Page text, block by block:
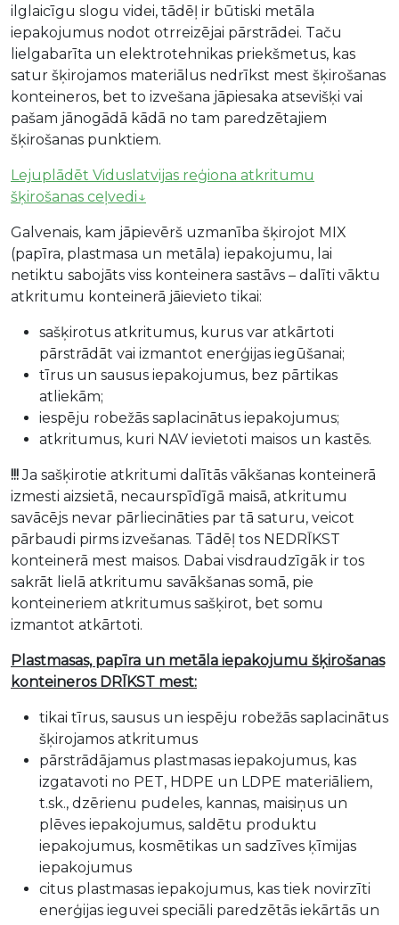
ilglaicīgu slogu videi, tādēļ ir būtiski metāla
iepakojumus nodot otrreizējai pārstrādei. Taču
lielgabarīta un elektrotehnikas priekšmetus, kas
satur šķirojamos materiālus nedrīkst mest šķirošanas
konteineros, bet to izvešana jāpiesaka atsevišķi vai
pašam jānogādā kādā no tam paredzētajiem
šķirošanas punktiem.
Lejuplādēt Viduslatvijas reģiona atkritumu
šķirošanas ceļvedi↓
Galvenais, kam jāpievērš uzmanība šķirojot MIX
(papīra, plastmasa un metāla) iepakojumu, lai
netiktu sabojāts viss konteinera sastāvs – dalīti vāktu
atkritumu konteinerā jāievieto tikai:
sašķirotus atkritumus, kurus var atkārtoti
pārstrādāt vai izmantot enerģijas iegūšanai;
tīrus un sausus iepakojumus, bez pārtikas
atliekām;
iespēju robežās saplacinātus iepakojumus;
atkritumus, kuri NAV ievietoti maisos un kastēs.
!!!Ja sašķirotie atkritumi dalītās vākšanas konteinerā
izmesti aizsietā, necaurspīdīgā maisā, atkritumu
savācējs nevar pārliecināties par tā saturu, veicot
pārbaudi pirms izvešanas. Tādēļ tos NEDRĪKST
konteinerā mest maisos. Dabai visdraudzīgāk ir tos
sakrāt lielā atkritumu savākšanas somā, pie
konteineriem atkritumus sašķirot, bet somu
izmantot atkārtoti.
Plastmasas, papīra un metāla iepakojumu šķirošanas
konteineros DRĪKST mest:
tikai tīrus, sausus un iespēju robežās saplacinātus
šķirojamos atkritumus
pārstrādājamus plastmasas iepakojumus, kas
izgatavoti no PET, HDPE un LDPE materiāliem,
t.sk., dzērienu pudeles, kannas, maisiņus un
plēves iepakojumus, saldētu produktu
iepakojumus, kosmētikas un sadzīves ķīmijas
iepakojumus
citus plastmasas iepakojumus, kas tiek novirzīti
enerģijas ieguvei speciāli paredzētās iekārtās un